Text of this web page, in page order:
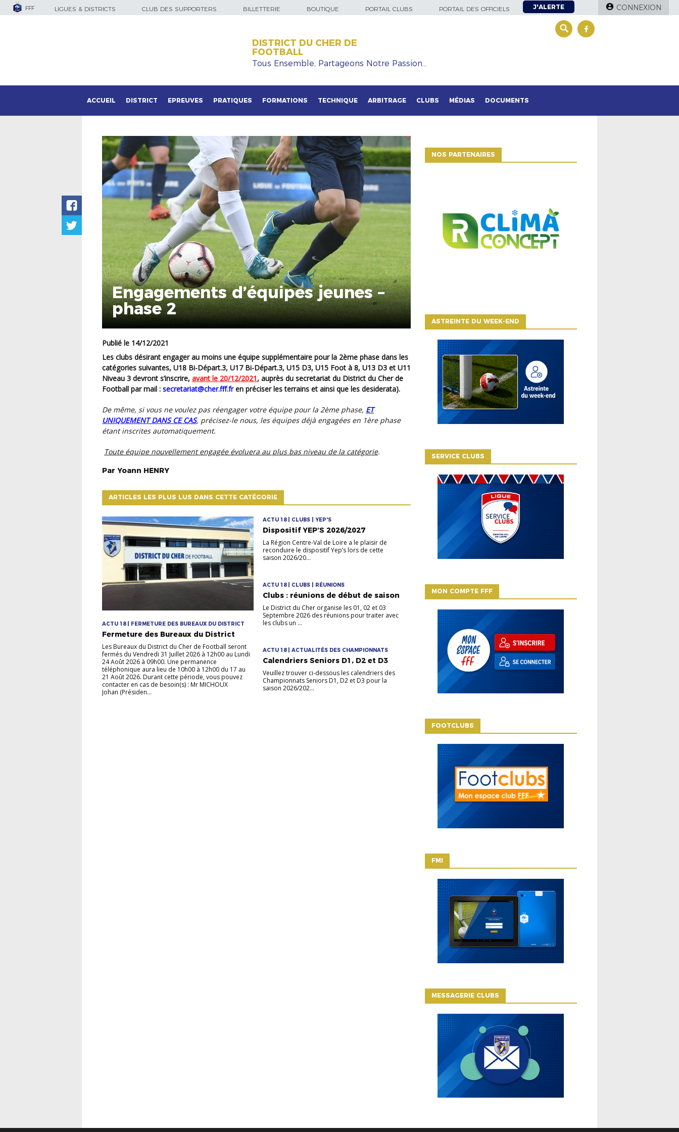
FFF LIGUES & DISTRICTS CLUB DES SUPPORTERS BILLETTERIE BOUTIQUE PORTAIL CLUBS PORTAIL DES OFFICIELS J'ALERTE CONNEXION
DISTRICT DU CHER DE
FOOTBALL
Tous Ensemble, Partageons Notre Passion…
ACCUEIL DISTRICT EPREUVES PRATIQUES FORMATIONS TECHNIQUE ARBITRAGE CLUBS MÉDIAS DOCUMENTS
Engagements d’équipes jeunes –
phase 2
Publié le 14/12/2021
Les clubs désirant engager au moins une équipe supplémentaire pour la 2ème phase dans les
catégories suivantes, U18 Bi-Départ.3, U17 Bi-Départ.3, U15 D3, U15 Foot à 8, U13 D3 et U11
Niveau 3 devront s’inscrire, avant le 20/12/2021, auprès du secretariat du District du Cher de
Football par mail : secretariat@cher.fff.fren préciser les terrains et ainsi que les desiderata).
De même, si vous ne voulez pas réengager votre équipe pour la 2ème phase, ET
UNIQUEMENT DANS CE CAS, précisez-le nous, les équipes déjà engagées en 1ère phase
étant inscrites automatiquement.
Toute équipe nouvellement engagée évoluera au plus bas niveau de la catégorie.
Par Yoann HENRY
ARTICLES LES PLUS LUS DANS CETTE CATÉGORIE
ACTU 18 | FERMETURE DES BUREAUX DU DISTRICT
Fermeture des Bureaux du District
Les Bureaux du District du Cher de Football seront
fermés du Vendredi 31 Juillet 2026 à 12h00 au Lundi
24 Août 2026 à 09h00. Une permanence
téléphonique aura lieu de 10h00 à 12h00 du 17 au
21 Août 2026. Durant cette période, vous pouvez
contacter en cas de besoin(s) : Mr MICHOUX
Johan (Présiden...
ACTU 18 | CLUBS | YEP'S
Dispositif YEP’S 2026/2027
La Région Centre-Val de Loire a le plaisir de
reconduire le dispositif Yep’s lors de cette
saison 2026/20...
ACTU 18 | CLUBS | RÉUNIONS
Clubs : réunions de début de saison
Le District du Cher organise les 01, 02 et 03
Septembre 2026 des réunions pour traiter avec
les clubs un ...
ACTU 18 | ACTUALITÉS DES CHAMPIONNATS
Calendriers Seniors D1, D2 et D3
Veuillez trouver ci-dessous les calendriers des
Championnats Seniors D1, D2 et D3 pour la
saison 2026/202...
NOS PARTENAIRES
ASTREINTE DU WEEK-END
SERVICE CLUBS
MON COMPTE FFF
FOOTCLUBS
FMI
MESSAGERIE CLUBS